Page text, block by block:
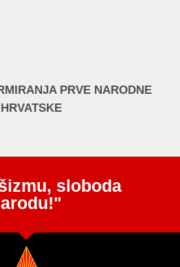
PRVE NARODNE
sloboda